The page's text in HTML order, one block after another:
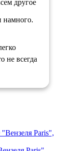
другое
намного.
не всегда